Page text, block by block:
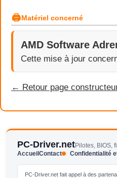
🖨Matériel concerné
AMD Software
Cette mise à jour
← Retour page
PC-Driver.netPilotes, BIOS,
Accueil Contact Confidentialité
PC-Driver.net fait appel à des